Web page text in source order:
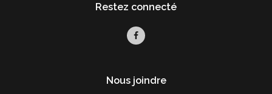
Restez connecté
Nous joindre